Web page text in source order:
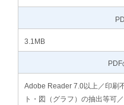
3.1MB
Adobe Reader 7.0以上／印刷
ト・図（グラフ）の抽出等可